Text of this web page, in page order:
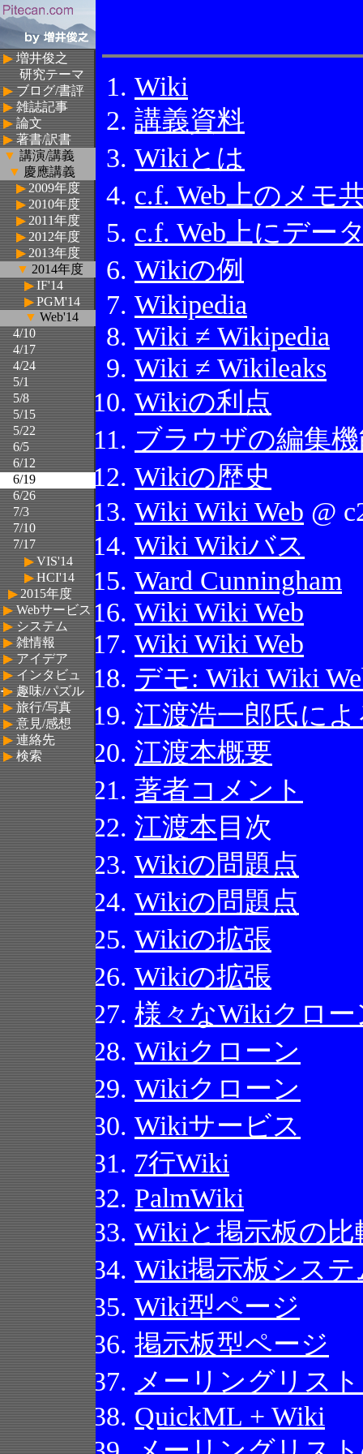
▶ 増井俊之
研究テーマ
▶ ブログ/書評
▶ 雑誌記事
▶ 論文
▶ 著書/訳書
▼ 講演/講義
▼ 慶應講義
▶2009年度
▶2010年度
▶2011年度
▶2012年度
▶2013年度
▼ 2014年度
▶IF'14
▶PGM'14
▼ Web'14
4/10
4/17
4/24
5/1
5/8
5/15
5/22
6/5
6/12
6/19
6/26
7/3
7/10
7/17
▶VIS'14
▶HCI'14
▶2015年度
▶ Webサービス
▶ システム
▶ 雑情報
▶ アイデア
▶ インタビュ
ー
▶ 趣味/パズル
▶ 旅行/写真
▶ 意見/感想
▶ 連絡先
▶ 検索